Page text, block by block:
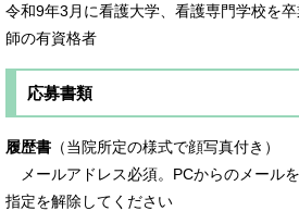
令和9年3月に看護大学、看護専門学校を
師の有資格者
応募書類
履歴書 （当院所定の様式で顔写真付き）
メールアドレス必須。PCからのメール
指定を解除してください